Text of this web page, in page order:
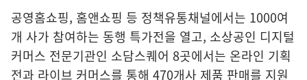
공영홈쇼핑, 홈앤쇼핑 등 정책유통채널에서는 1000여
개 사가 참여하는 동행 특가전을 열고, 소상공인 디지털
커머스 전문기관인 소담스퀘어 8곳에서는 온라인 기획
전과 라이브 커머스를 통해 470개사 제품 판매를 지원